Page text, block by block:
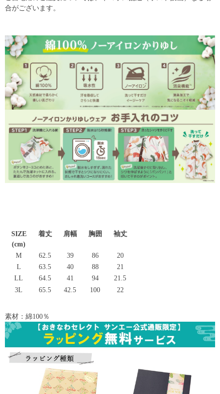
SIZE
(cm)
着丈 肩幅 胸囲 袖丈
M 62.5 39 86
20
L
63.5 40 88
21
LL
64.5 41 94
21.5
3L
65.5 42.5 100 22
素材：綿100％
合がございます。